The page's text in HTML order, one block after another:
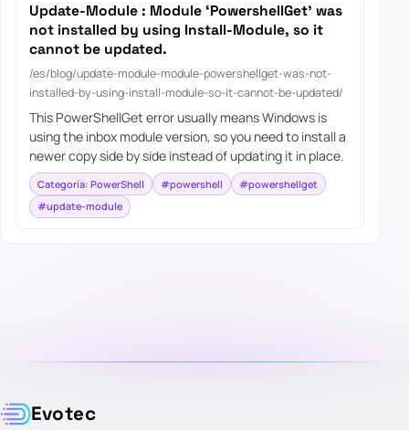
Update-Module : Module ‘PowershellGet’ was
not installed by using Install-Module, so it
cannot be updated.
/es/blog/update-module-module-powershellget-was-not-
installed-by-using-install-module-so-it-cannot-be-updated/
This PowerShellGet error usually means Windows is
using the inbox module version, so you need to install a
newer copy side by side instead of updating it in place.
Categoría: PowerShell #powershell
#powershellget
#update-module
Evotec